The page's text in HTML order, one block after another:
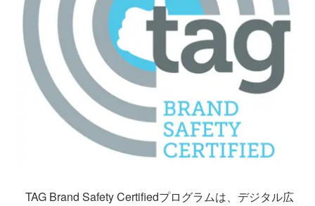
TAG Brand Safety Certifiedプログラムは、デジタル広